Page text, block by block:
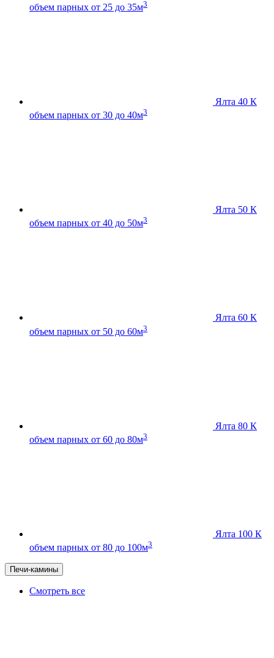
объем парных от 25 до 35м3
Ялта 40 К
объем парных от 30 до 40м3
Ялта 50 К
объем парных от 40 до 50м3
Ялта 60 К
объем парных от 50 до 60м3
Ялта 80 К
объем парных от 60 до 80м3
Ялта 100 К
объем парных от 80 до 100м3
Печи-камины
Смотреть все